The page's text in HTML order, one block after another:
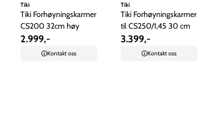
Tiki
Tiki Forhøyningskarmer
CS200 32cm høy
2.999,-
Kontakt oss
Tiki
Tiki Forhøyningskarmer
til CS250/1,45 30 cm
3.399,-
Kontakt oss